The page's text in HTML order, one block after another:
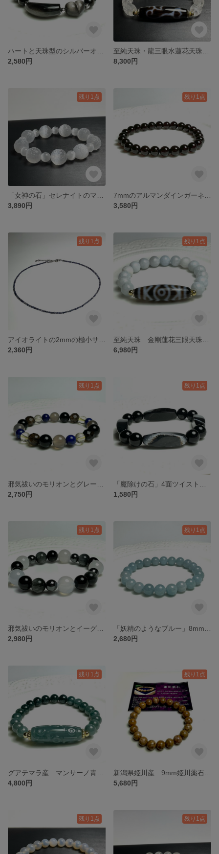
2,580円
8,300円
残り1点
3,890円
残り1点
3,580円
残り1点
2,360円
残り1点
6,980円
残り1点
2,750円
残り1点
1,580円
残り1点
2,980円
残り1点
2,680円
残り1点
4,800円
残り1点
5,680円
残り1点 残り1点